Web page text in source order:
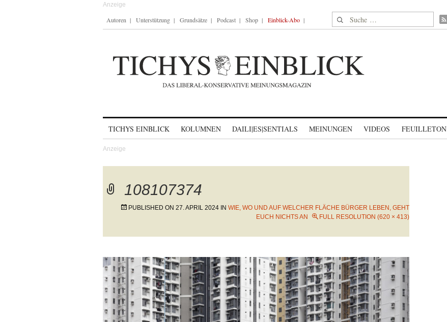
Autoren Unterstützung Grundsätze Podcast Shop Einblick-Abo Suche nach:
TICHYS EINBLICK KOLUMNEN DAILI|ES|SENTIALS MEINUNGEN VIDEOS FEUILLETON
108107374
PUBLISHED ON 27. APRIL 2024 IN WIE, WO UND AUF WELCHER FLÄCHE BÜRGER LEBEN, GEHT
EUCH NICHTS AN
FULL RESOLUTION (620 × 413)